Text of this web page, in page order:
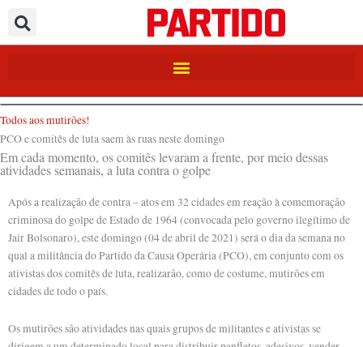
para
o
Todos aos mutirões!
PCO e comitês de luta saem às ruas neste domingo
Em cada momento, os comitês levaram a frente, por meio dessas
atividades semanais, a luta contra o golpe
Após a realização de contra – atos em 32 cidades em reação à comemoração
criminosa do golpe de Estado de 1964 (convocada pelo governo ilegítimo de
Jair Bolsonaro), este domingo (04 de abril de 2021) será o dia da semana no
qual a militância do Partido da Causa Operária (PCO), em conjunto com os
ativistas dos comitês de luta, realizarão, como de costume, mutirões em
cidades de todo o país.
Os mutirões são atividades nas quais grupos de militantes e ativistas se